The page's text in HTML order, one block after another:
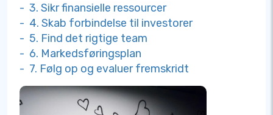
- 3. Sikr finansielle ressourcer
- 4. Skab forbindelse til investorer
- 5. Find det rigtige team
- 6. Markedsføringsplan
- 7. Følg op og evaluer fremskridt